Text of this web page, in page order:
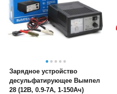
Зарядное устройство
десульфатирующее Вымпел
28 (12В, 0.9-7А, 1-150Ач)